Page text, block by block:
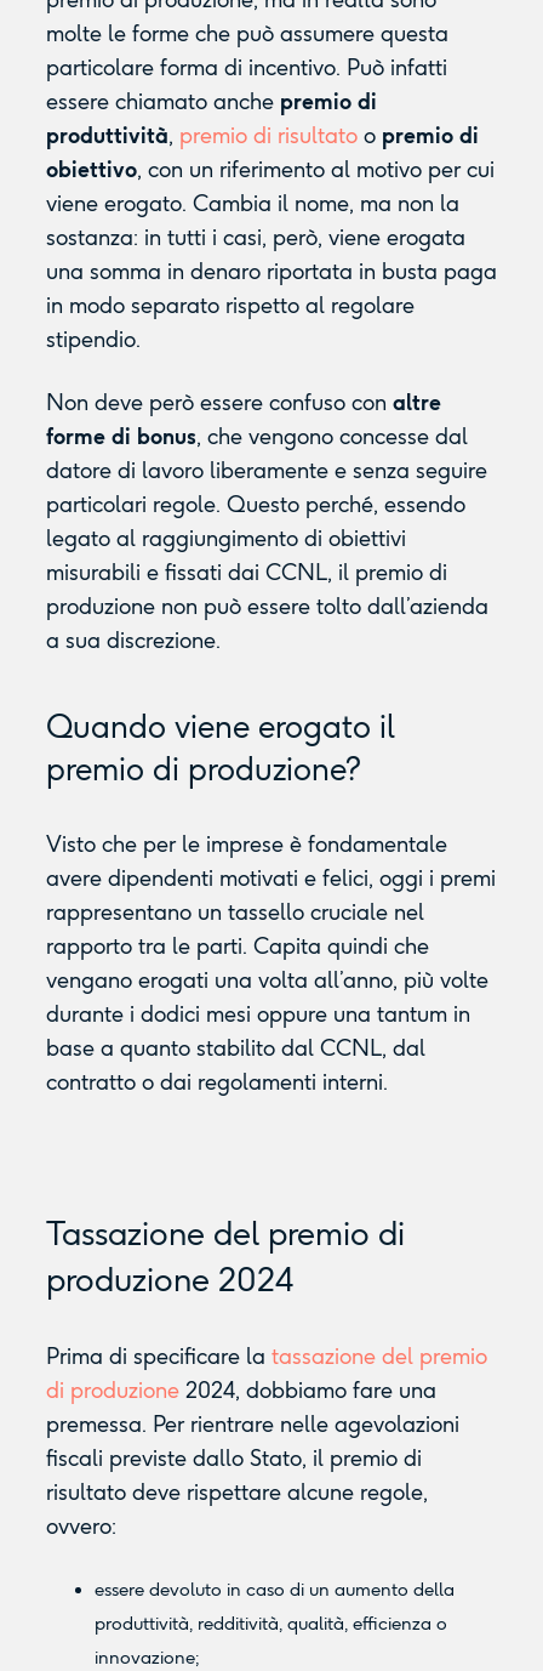
molte le forme che può assumere questa
particolare forma di incentivo. Può infatti
essere chiamato anche premio di
produttività, premio di risultatoo premio di
obiettivo, con un riferimento al motivo per cui
viene erogato. Cambia il nome, ma non la
sostanza: in tutti i casi, però, viene erogata
una somma in denaro riportata in busta paga
in modo separato rispetto al regolare
stipendio.
Non deve però essere confuso con altre
forme di bonus, che vengono concesse dal
datore di lavoro liberamente e senza seguire
particolari regole. Questo perché, essendo
legato al raggiungimento di obiettivi
misurabili e fissati dai CCNL, il premio di
produzione non può essere tolto dall’azienda
a sua discrezione.
Quando viene erogato il
premio di produzione?
Visto che per le imprese è fondamentale
avere dipendenti motivati e felici, oggi i premi
rappresentano un tassello cruciale nel
rapporto tra le parti. Capita quindi che
vengano erogati una volta all’anno, più volte
durante i dodici mesi oppure una tantum in
base a quanto stabilito dal CCNL, dal
contratto o dai regolamenti interni.
Tassazione del premio di
produzione 2024
Prima di specificare la tassazione del premio
di produzione2024, dobbiamo fare una
premessa. Per rientrare nelle agevolazioni
fiscali previste dallo Stato, il premio di
risultato deve rispettare alcune regole,
ovvero:
essere devoluto in caso di un aumento della
produttività, redditività, qualità, efficienza o
innovazione;